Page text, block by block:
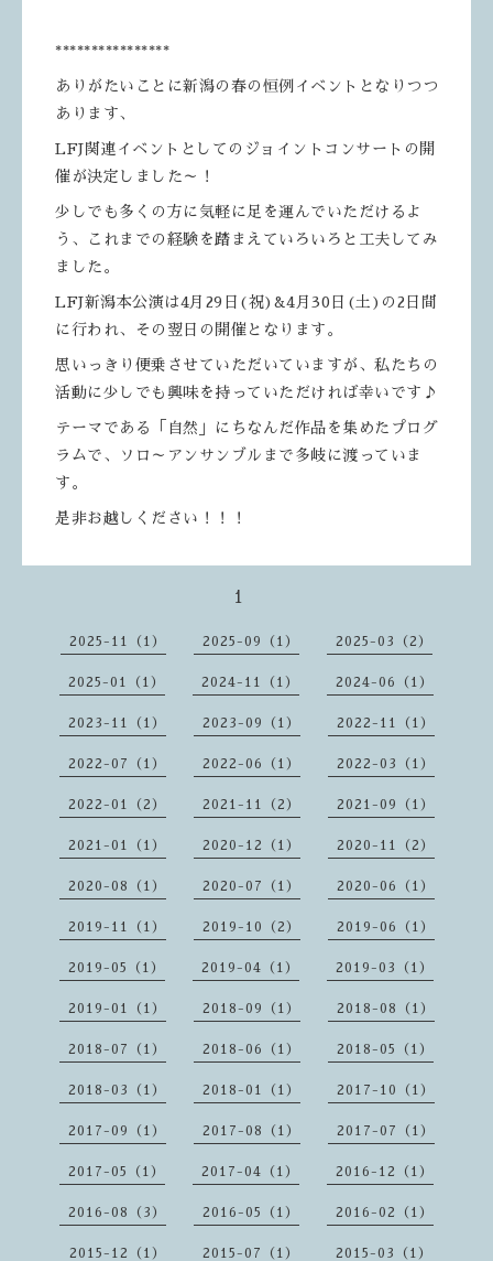
****************
ありがたいことに新潟の春の恒例イベントとなりつつ
あります、
LFJ関連イベントとしてのジョイントコンサートの開
催が決定しました～！
少しでも多くの方に気軽に足を運んでいただけるよ
う、これまでの経験を踏まえていろいろと工夫してみ
ました。
LFJ新潟本公演は4月29日(祝)&4月30日(土)の2日間
に行われ、その翌日の開催となります。
思いっきり便乗させていただいていますが、私たちの
活動に少しでも興味を持っていただければ幸いです♪
テーマである「自然」にちなんだ作品を集めたプログ
ラムで、ソロ～アンサンブルまで多岐に渡っていま
す。
是非お越しください！！！
1
2025-11（1） 2025-09（1） 2025-03（2）
2025-01（1） 2024-11（1） 2024-06（1）
2023-11（1） 2023-09（1） 2022-11（1）
2022-07（1） 2022-06（1） 2022-03（1）
2022-01（2） 2021-11（2） 2021-09（1）
2021-01（1） 2020-12（1） 2020-11（2）
2020-08（1） 2020-07（1） 2020-06（1）
2019-11（1） 2019-10（2） 2019-06（1）
2019-05（1） 2019-04（1） 2019-03（1）
2019-01（1） 2018-09（1） 2018-08（1）
2018-07（1） 2018-06（1） 2018-05（1）
2018-03（1） 2018-01（1） 2017-10（1）
2017-09（1） 2017-08（1） 2017-07（1）
2017-05（1） 2017-04（1） 2016-12（1）
2016-08（3） 2016-05（1） 2016-02（1）
2015-12（1） 2015-07（1） 2015-03（1）